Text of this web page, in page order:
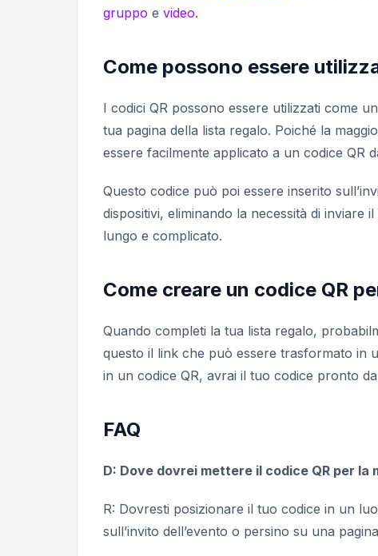
gruppo e video.
Come possono essere
I codici QR possono essere utilizzati come
tua pagina della lista regalo. Poiché la
essere facilmente applicato a un codice QR
Questo codice può poi essere inserito
dispositivi, eliminando la necessità di inviare
lungo e complicato.
Come creare un codice QR
Quando completi la tua lista regalo,
questo il link che può essere trasformato in
in un codice QR, avrai il tuo codice pronto
FAQ
D: Dove dovrei mettere il codice QR per la
R: Dovresti posizionare il tuo codice in un
sull’invito dell’evento o persino su una